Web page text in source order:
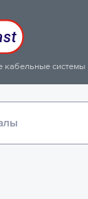
кабельные системы